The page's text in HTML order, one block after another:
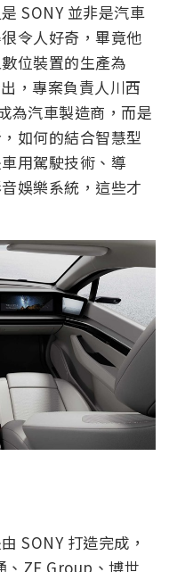
SONY 並非是汽車
令人好奇，畢竟他
位裝置的生產為
，專案負責人川西
為汽車製造商，而是
如何的結合智慧型
用駕駛技術、導
娛樂系統，這些才
SONY 打造完成，
、ZF Group、博世